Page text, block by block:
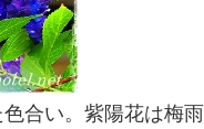
合い。紫陽花は梅雨